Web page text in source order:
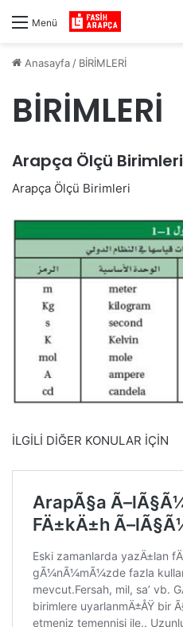
Menü
Anasayfa / BİRİMLERİ
BİRİMLERİ
Arapça Ölçü Birimleri
Arapça Ölçü Birimleri
İLGİLİ DİĞER KONULAR İÇİN